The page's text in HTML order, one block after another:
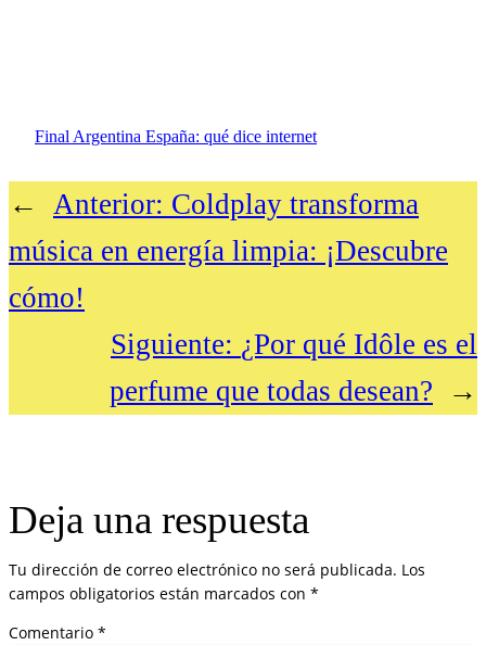
Final Argentina España: qué dice internet
← Anterior: Coldplay transforma
música en energía limpia: ¡Descubre
cómo!
Siguiente: ¿Por qué Idôle es el
perfume que todas desean?
→
Deja una respuesta
Tu dirección de correo electrónico no será publicada. Los
campos obligatorios están marcados con *
Comentario *